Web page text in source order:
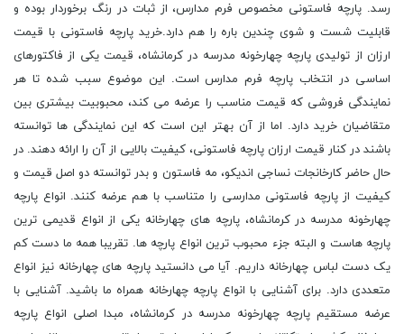
رسد. پارچه فاستونی مخصوص فرم مدارس، از ثبات در رنگ برخوردار بوده و
قابلیت شست و شوی چندین باره را هم دارد.خرید پارچه فاستونی با قیمت
ارزان از تولیدی پارچه چهارخونه مدرسه در کرمانشاه، قیمت یکی از فاکتورهای
اساسی در انتخاب پارچه فرم مدارس است. این موضوع سبب شده تا هر
نمایندگی فروشی که قیمت مناسب را عرضه می کند، محبوبیت بیشتری بین
متقاضیان خرید دارد. اما از آن بهتر این است که این نمایندگی ها توانسته
باشند در کنار قیمت ارزان پارچه فاستونی، کیفیت بالایی از آن را ارائه دهند. در
حال حاضر کارخانجات نساجی اندیکو، مه فاستون و بدر توانسته دو اصل قیمت و
کیفیت از پارچه فاستونی مدارسی را متناسب با هم عرضه کنند. انواع پارچه
چهارخونه مدرسه در کرمانشاه، پارچه های چهارخانه یکی از انواع قدیمی ترین
پارچه هاست و البته جزء محبوب ترین انواع پارچه ها. تقریبا همه ما دست کم
یک دست لباس چهارخانه داریم. آیا می دانستید پارچه های چهارخانه نیز انواع
متعددی دارد. برای آشنایی با انواع پارچه چهارخانه همراه ما باشید. آشنایی با
عرضه مستقیم پارچه چهارخونه مدرسه در کرمانشاه، مبدا اصلی انواع پارچه